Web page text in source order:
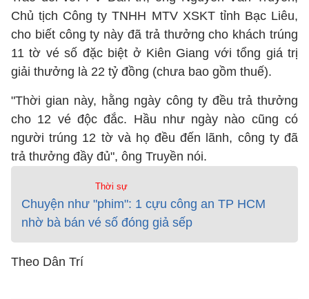
Chủ tịch Công ty TNHH MTV XSKT tỉnh Bạc Liêu,
cho biết công ty này đã trả thưởng cho khách trúng
11 tờ vé số đặc biệt ở Kiên Giang với tổng giá trị
giải thưởng là 22 tỷ đồng (chưa bao gồm thuế).
"Thời gian này, hằng ngày công ty đều trả thưởng
cho 12 vé độc đắc. Hầu như ngày nào cũng có
người trúng 12 tờ và họ đều đến lãnh, công ty đã
trả thưởng đầy đủ", ông Truyền nói.
Thời sự
Chuyện như "phim": 1 cựu công an TP HCM
nhờ bà bán vé số đóng giả sếp
Theo Dân Trí